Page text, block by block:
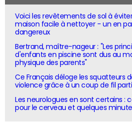
Voici les revêtements de sol à
maison facile à nettoyer - un en
dangereux
Bertrand, maître-nageur : "Les
d'enfants en piscine sont dus au
physique des parents"
Ce Français déloge les squatteurs
violence grâce à un coup de fil
Les neurologues en sont certains :
pour le cerveau et quelques